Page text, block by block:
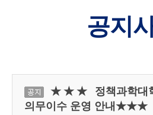
공지
공지
★★★ 정책과학대
의무이수 운영 안내★★★